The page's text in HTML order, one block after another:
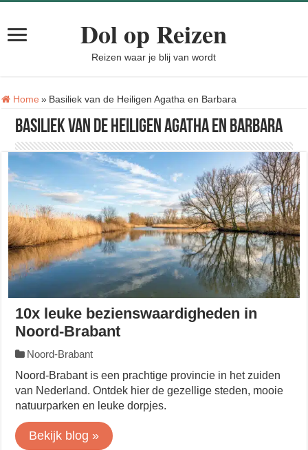
Dol op Reizen
Reizen waar je blij van wordt
Home » Tag:
Basiliek van de Heiligen Agatha en Barbara
Basiliek van de Heiligen Agatha en Barbara
10x leuke bezienswaardigheden in
Noord-Brabant
Noord-Brabant
Noord-Brabant is een prachtige provincie in het zuiden
van Nederland. Ontdek hier de gezellige steden, mooie
natuurparken en leuke dorpjes.
Bekijk blog »